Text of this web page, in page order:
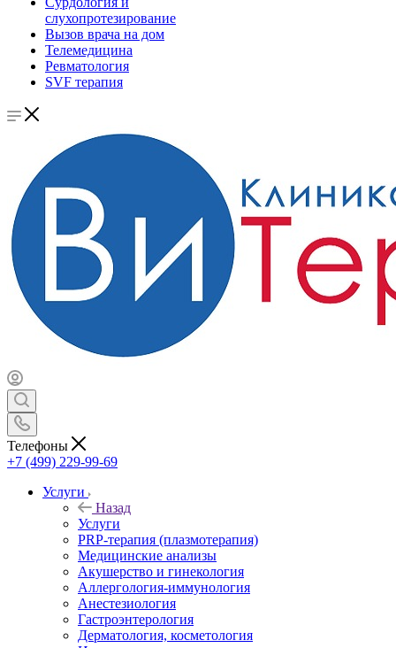
слухопротезирование
Вызов врача на дом
Телемедицина
Ревматология
SVF терапия
Телефоны
+7 (499) 229-99-69
Услуги
Назад
Услуги
PRP-терапия (плазмотерапия)
Медицинские анализы
Акушерство и гинекология
Аллергология-иммунология
Анестезиология
Гастроэнтерология
Дерматология, косметология